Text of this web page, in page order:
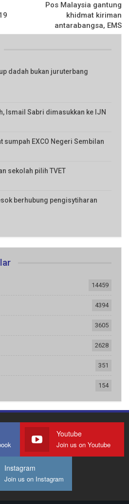
Pos Malaysia gantung
khidmat kiriman
antarabangsa, EMS
dadah bukan juruterbang
Ismail Sabri dimasukkan ke IJN
sumpah EXCO Negeri Sembilan
sekolah pilih TVET
berhubung pengisytiharan
14459
4394
3605
2628
351
154
Youtube
Join us on Youtube
Instagram
Join us on Instagram